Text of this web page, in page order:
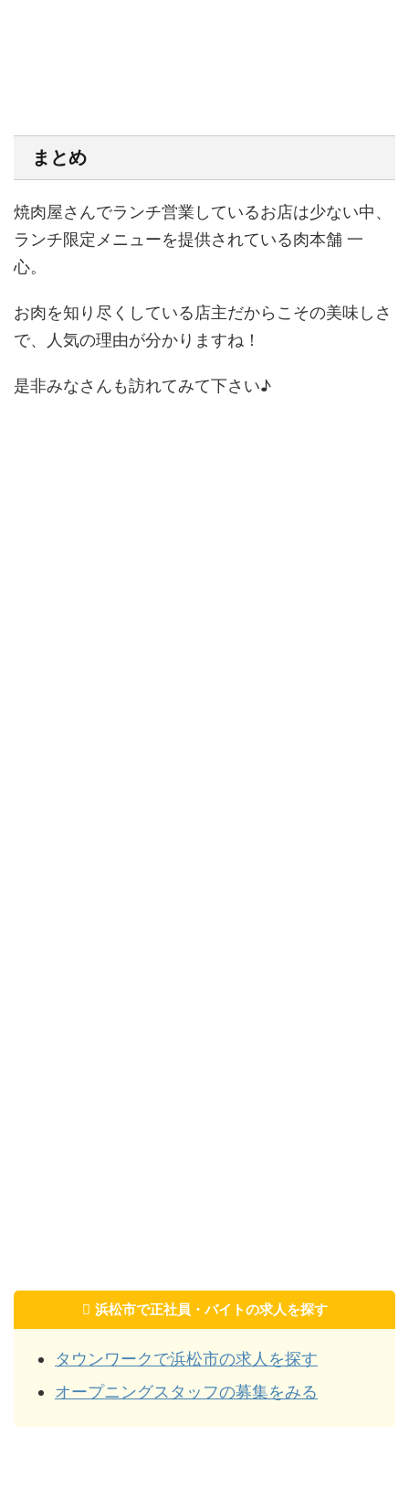
まとめ
焼肉屋さんでランチ営業しているお店は少ない中、
ランチ限定メニューを提供されている肉本舗 一
心。
お肉を知り尽くしている店主だからこその美味しさ
で、人気の理由が分かりますね！
是非みなさんも訪れてみて下さい♪
浜松市で正社員・バイトの求人を探す
タウンワークで浜松市の求人を探す
オープニングスタッフの募集をみる